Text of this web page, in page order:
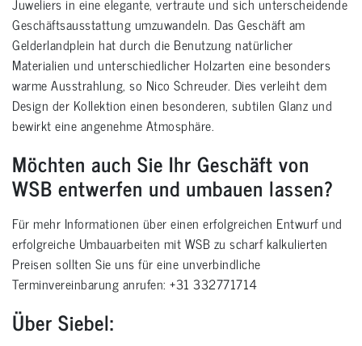
Geschäftsausstattung umzuwandeln. Das Geschäft am
Gelderlandplein hat durch die Benutzung natürlicher
Materialien und unterschiedlicher Holzarten eine besonders
warme Ausstrahlung, so Nico Schreuder. Dies verleiht dem
Design der Kollektion einen besonderen, subtilen Glanz und
bewirkt eine angenehme Atmosphäre.
Möchten auch Sie Ihr Geschäft von
WSB entwerfen und umbauen lassen?
Für mehr Informationen über einen erfolgreichen Entwurf und
erfolgreiche Umbauarbeiten mit WSB zu scharf kalkulierten
Preisen sollten Sie uns für eine unverbindliche
Terminvereinbarung anrufen: +31 332771714
Über Siebel: